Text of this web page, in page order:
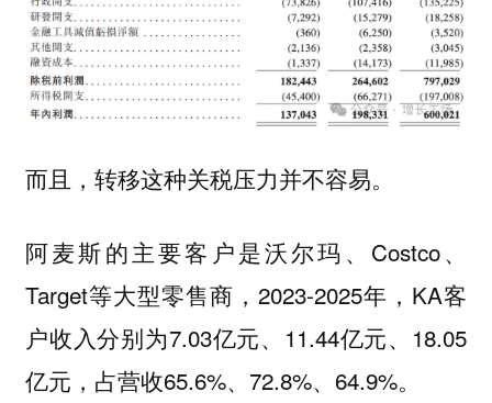
而且，转移这种关税压力并不容易。
阿麦斯的主要客户是沃尔玛、Costco、
Target等大型零售商，2023-2025年，KA客
户收入分别为7.03亿元、11.44亿元、18.05
亿元，占营收65.6%、72.8%、64.9%。